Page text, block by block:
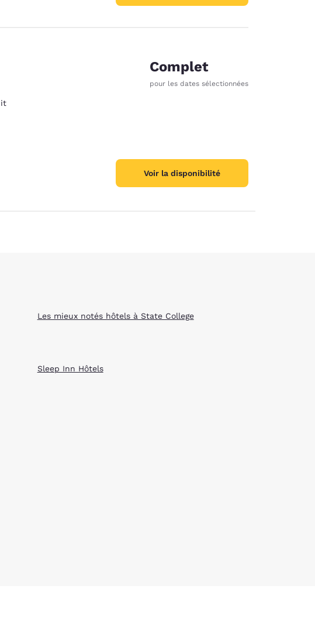
Complet
pour les dates sélectionnées
Voir la disponibilité
Les mieux notés hôtels à State College
Sleep Inn Hôtels
Paramètres des cookies